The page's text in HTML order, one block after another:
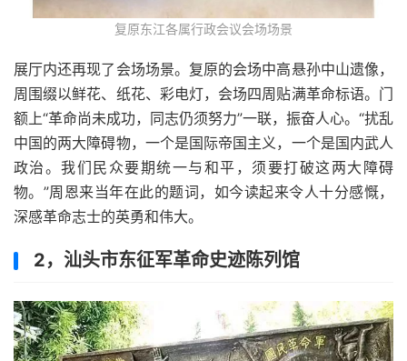
复原东江各属行政会议会场场景
展厅内还再现了会场场景。复原的会场中高悬孙中山遗像，
周围缀以鲜花、纸花、彩电灯，会场四周贴满革命标语。门
额上“革命尚未成功，同志仍须努力”一联，振奋人心。“扰乱
中国的两大障碍物，一个是国际帝国主义，一个是国内武人
政治。我们民众要期统一与和平，须要打破这两大障碍
物。”周恩来当年在此的题词，如今读起来令人十分感慨，
深感革命志士的英勇和伟大。
2，汕头市东征军革命史迹陈列馆